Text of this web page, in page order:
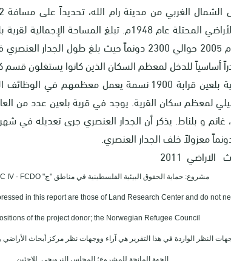
أساسياً للدخل لمعظم السكان الذين كانوا يستغلون قسم
يبلغ عدد سكان قرية بلعين قرابة 1900 نسمة يعمل
لمعظم سكان القرية. يوجد في قرية بلعين عدد من
غانم و بلناط. يذكر أن الجدار العنصري جرى تعديله في
2011
مشروع: حماية الحقوق البيئية الفلسطينية في مناطق "ج" SPERAC IV - FCDO
in this report are those of Land Research Center and do not
of the project donor; the Norwegian Refugee Council.
النظر الواردة في هذا التقرير هي آراء ووجهات نظر مركز أبحاث